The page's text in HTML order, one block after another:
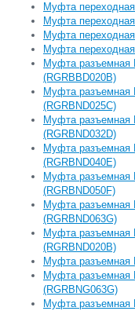
Муфта
Муфта
Муфта
Муфта
Муфта
(RGRBBD020B)
Муфта
(RGRBND025C)
Муфта
(RGRBND032D)
Муфта
(RGRBND040E)
Муфта
(RGRBND050F)
Муфта
(RGRBND063G)
Муфта
(RGRBND020B)
Муфта
Муфта
(RGRBNG063G)
Муфта